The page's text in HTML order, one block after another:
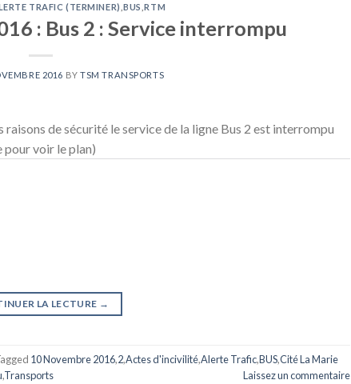
TRAFIC (TERMINER) ,BUS ,RTM
: Bus 2 : Service interrompu
2016 BYTSM TRANSPORTS
de sécurité le service de la ligne Bus 2 est interrompu
pour voir le plan)
LA LECTURE →
10 Novembre 2016,2,Actes d'incivilité,Alerte Trafic,BUS,Cité La Marie
,Transports Laissez un commentaire